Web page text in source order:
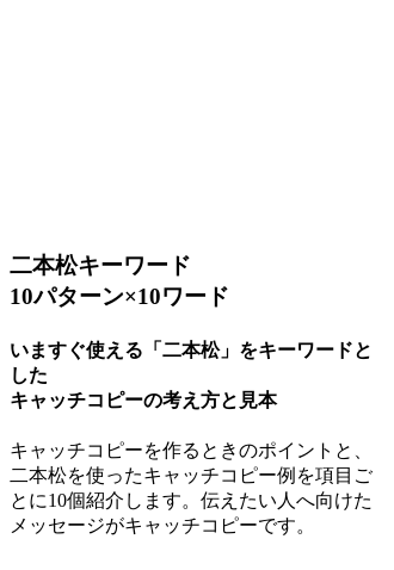
二本松キーワード
10パターン×10ワード
いますぐ使える「二本松」をキーワードと
した
キャッチコピーの考え方と見本
キャッチコピーを作るときのポイントと、
二本松を使ったキャッチコピー例を項目ご
とに10個紹介します。伝えたい人へ向けた
メッセージがキャッチコピーです。